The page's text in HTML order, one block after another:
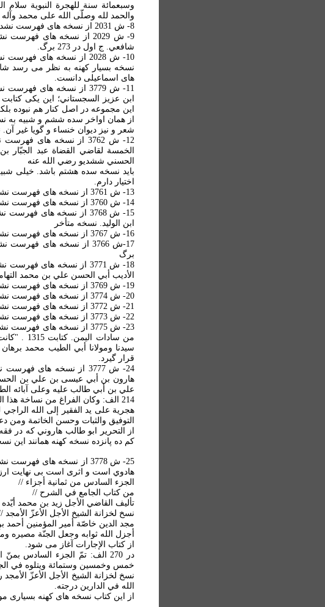
وسبعمائة سنة للهجرة النبوية سلام
والحمد لله وصلّی الله علی محمد
8- ش 2031 از نسخه های فهرست نشده: ديوان أبي فراس و تعدادی ديگر از کتابهای ادبی و تاريخی نه چندان مهم. نسخه يمنی
9- ش 2029 از نسخه های
شافعي. ج اول در 273 برگ.
10- ش 2028 از نسخه های
نسخه بسيار کهنه به نظر می رسد
های اسماعيلی دانست.
11- ش 3779 از نسخه های
ابن عزيز السجستاني؛ اين يکی
اين مجموعه در اصل کنار هم نبوده
از همان اواخر سده ششم و شبيه به
شعر و نيز ديوان خنساء و گويا
12- ش 3762 از نسخه های
الخمسة لقاضي القضاة عبد الجبّار
الحسني ششديو رضي الله عنه
بايد نسخه سده هشتم باشد. خيلی
اختيار دارم.
13- ش 3761 از نسخه های فهرست نشده: جلد اول دعائم الاسلام متأخر است.
14- ش 3760 از نسخه های فهرست نشده: نسخه مذهّب از ديوان بسحاق طعمة
15- ش 3768 از نسخه های
ابن الوليد. نسخه متأخر
16- ش 3767 از نسخه های فهرست نشده: ديوان علي بن المقرّب النعماني
برگ
18- ش 3771 از نسخه های
الأديب أبي الحسن علي بن محمد التهامي کتابت 1052 نسخه
19- ش 3769 از نسخه های فهرست نشده: ديوان شريف رضي. نسخه يمنی متأخر.
20- ش 3774 از نسخه های فهرست نشده: انوار سهيلي
21- ش 3772 از نسخه های فهرست نشده: نسخه ای از کليات سعدي. نسخه ای پاکيزه.
22- ش 3773 از نسخه های فهرست نشده: خسرو و شیرین
23- ش 3775 از نسخه های
من
سيدنا ومولانا أبي الطيب محمد
قرار گيرد.
24- ش 3777 از نسخه های
هارون بن أبي عيسی بن علي بن
علي بن أبي طالب عليه وعلی آبائه
214 الف: وکان الفراغ من نساخة
هجرية علی يد الفقير إلی الله
التوفيق والثبات وحسن الخاتمة ومن
از التحرير ابو طالب هاروني که
کم ده پانزده نسخه کهنه همانند اين
25- ش 3778 از نسخه های
هادوي است و اثری است بی نهايت
الجزء السادس من ثمانية أجزاء //
من کتاب الجامع في الشرح //
تأليف القاضي الأجل زيد بن محمد أيّده
نسخ لخزانة الشيخ الأجل الأعزّ الأمجد
مجد الدين خاصّة أمير المؤمنين أحمد
أجزل الله ثوابه وجعل الجنّة مصيره
از کتاب الإجارات آغاز می شود.
در 270 الف: تمّ الجزء
خمس وخمسين وستمائة ويتلوه في
نسخ لخزانة الشيخ الأجل الأعزّ
الله في الدارين درجته.
از اين کتاب نسخه های کهنه بسياری